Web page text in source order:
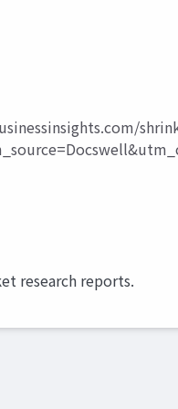
research reports.